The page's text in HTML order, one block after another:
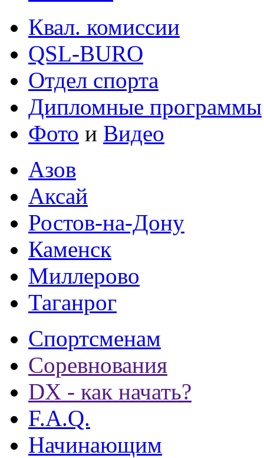
Квал. комиссии
QSL-BURO
Отдел спорта
Дипломные программы
Фото и Видео
Азов
Аксай
Ростов-на-Дону
Каменск
Миллерово
Таганрог
Спортсменам
Соревнования
DX - как начать?
F.A.Q.
Начинающим